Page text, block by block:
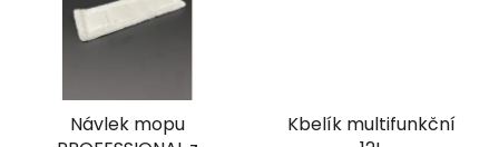
Návlek mopu
Kbelík multifunkční